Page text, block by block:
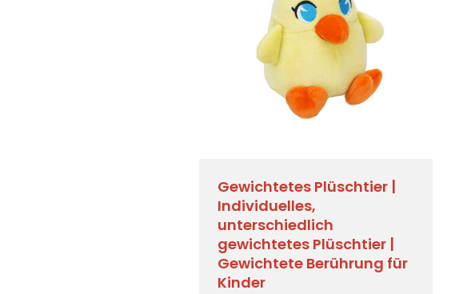
Gewichtetes Plüschtier |
Individuelles,
unterschiedlich
gewichtetes Plüschtier |
Gewichtete Berührung für
Kinder